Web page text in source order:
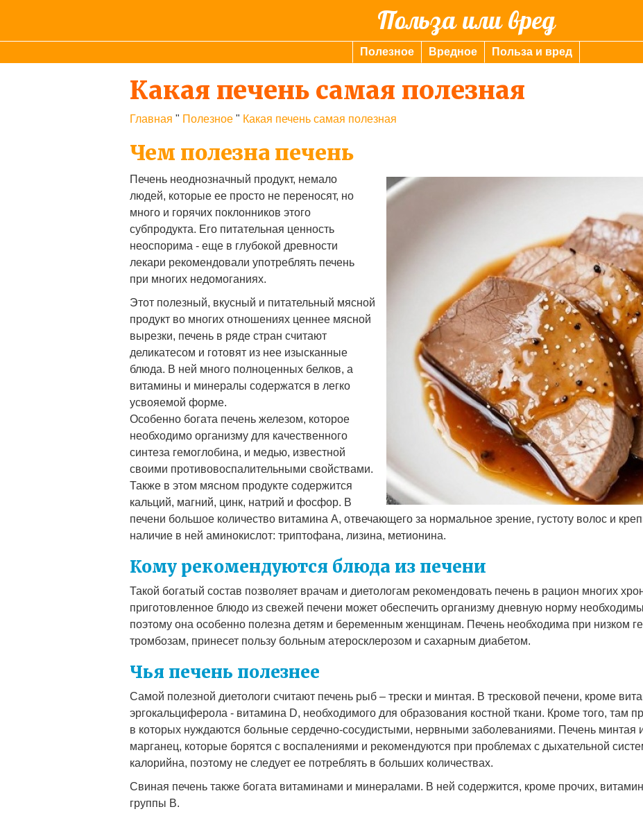
Польза или вред
Полезное Вредное Польза и вред
Какая печень самая полезная
Главная " Полезное " Какая печень самая полезная
Чем полезна печень
Печень неоднозначный продукт, немало
людей, которые ее просто не переносят, но
много и горячих поклонников этого
субпродукта. Его питательная ценность
неоспорима - еще в глубокой древности
лекари рекомендовали употреблять печень
при многих недомоганиях.
Этот полезный, вкусный и питательный мясной
продукт во многих отношениях ценнее мясной
вырезки, печень в ряде стран считают
деликатесом и готовят из нее изысканные
блюда. В ней много полноценных белков, а
витамины и минералы содержатся в легко
усвояемой форме.
Особенно богата печень железом, которое
необходимо организму для качественного
синтеза гемоглобина, и медью, известной
своими противовоспалительными свойствами.
Также в этом мясном продукте содержится
кальций, магний, цинк, натрий и фосфор. В
печени большое количество витамина А, отвечающего за нормальное зрение, густоту волос и
наличие в ней аминокислот: триптофана, лизина, метионина.
Кому рекомендуются блюда из печени
Такой богатый состав позволяет врачам и диетологам рекомендовать печень в рацион многих
приготовленное блюдо из свежей печени может обеспечить организму дневную норму
поэтому она особенно полезна детям и беременным женщинам. Печень необходима при низком
тромбозам, принесет пользу больным атеросклерозом и сахарным диабетом.
Чья печень полезнее
Самой полезной диетологи считают печень рыб – трески и минтая. В тресковой печени, кроме
эргокальциферола - витамина D, необходимого для образования костной ткани. Кроме того, там
в которых нуждаются больные сердечно-сосудистыми, нервными заболеваниями. Печень минтая
марганец, которые борятся с воспалениями и рекомендуются при проблемах с дыхательной
калорийна, поэтому не следует ее потреблять в больших количествах.
Свиная печень также богата витаминами и минералами. В ней содержится, кроме прочих,
группы В.